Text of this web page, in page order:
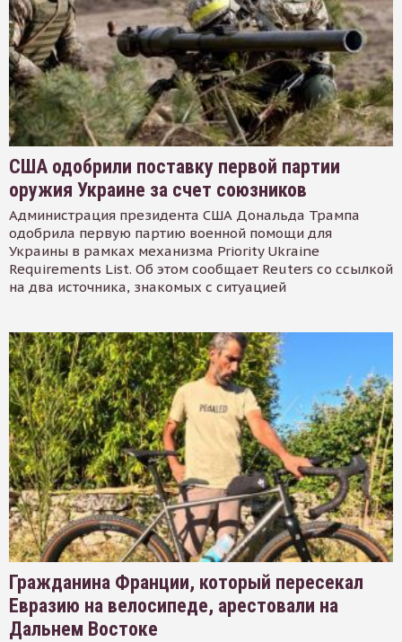
США одобрили поставку первой партии
оружия Украине за счет союзников
Администрация президента США Дональда Трампа
одобрила первую партию военной помощи для
Украины в рамках механизма Priority Ukraine
Requirements List. Об этом сообщает Reuters со ссылкой
на два источника, знакомых с ситуацией
Гражданина Франции, который пересекал
Евразию на велосипеде, арестовали на
Дальнем Востоке